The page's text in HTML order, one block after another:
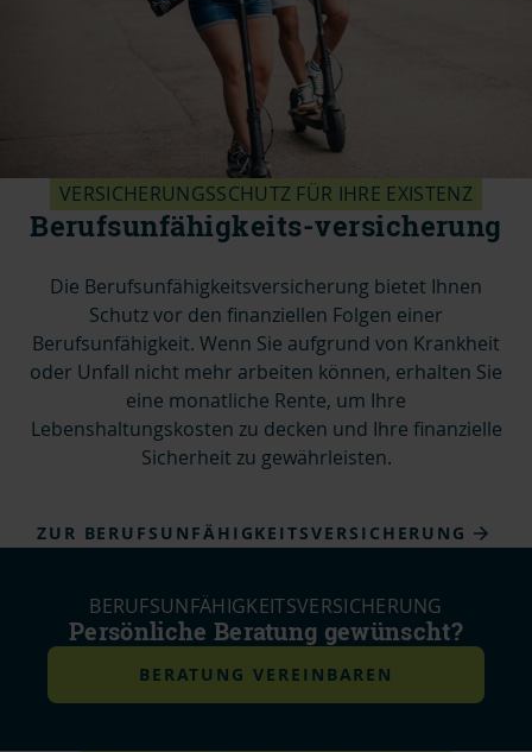
VERSICHERUNGSSCHUTZ FÜR IHRE EXISTENZ
Berufsunfähigkeits-versicherung
Die Berufsunfähigkeitsversicherung bietet Ihnen
Schutz vor den finanziellen Folgen einer
Berufsunfähigkeit. Wenn Sie aufgrund von Krankheit
oder Unfall nicht mehr arbeiten können, erhalten Sie
eine monatliche Rente, um Ihre
Lebenshaltungskosten zu decken und Ihre finanzielle
Sicherheit zu gewährleisten.
ZUR BERUFSUNFÄHIGKEITSVERSICHERUNG
BERUFSUNFÄHIGKEITSVERSICHERUNG
Persönliche Beratung gewünscht?
BERATUNG VEREINBAREN